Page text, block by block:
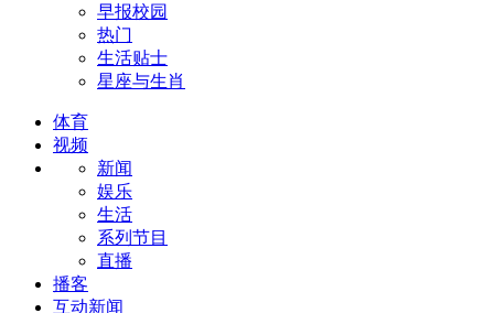
早报校园
热门
生活贴士
星座与生肖
体育
视频
新闻
娱乐
生活
系列节目
直播
播客
互动新闻